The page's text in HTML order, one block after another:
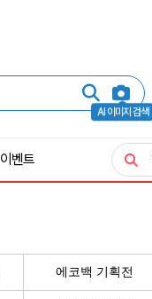
AI 이미지 검색
이벤트
에코백 기획전